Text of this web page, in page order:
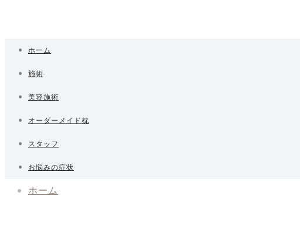
ホーム
ホーム
施術
美容施術
オーダーメイド枕
スタッフ
お悩みの症状